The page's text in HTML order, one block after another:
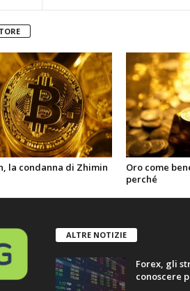
la condanna di Zhimin
Oro come
perché
ALTRE NOTIZIE
Forex, gli
conoscere